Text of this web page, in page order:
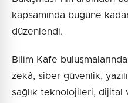
kapsamında bugüne
düzenlendi.
Bilim Kafe
zekâ, siber güvenlik,
sağlık teknolojileri, dijital